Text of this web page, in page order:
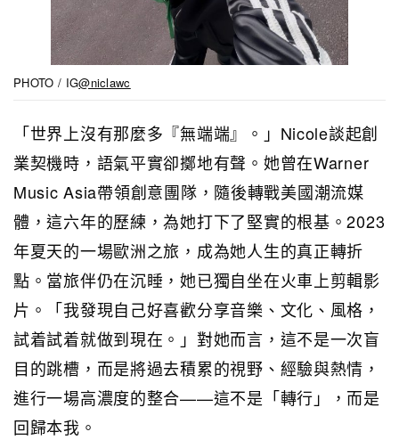
PHOTO / IG@niclawc
「世界上沒有那麼多『無端端』。」Nicole談起創
業契機時，語氣平實卻擲地有聲。她曾在Warner
Music Asia帶領創意團隊，隨後轉戰美國潮流媒
體，這六年的歷練，為她打下了堅實的根基。2023
年夏天的一場歐洲之旅，成為她人生的真正轉折
點。當旅伴仍在沉睡，她已獨自坐在火車上剪輯影
片。「我發現自己好喜歡分享音樂、文化、風格，
試着試着就做到現在。」對她而言，這不是一次盲
目的跳槽，而是將過去積累的視野、經驗與熱情，
進行一場高濃度的整合——這不是「轉行」，而是
回歸本我。